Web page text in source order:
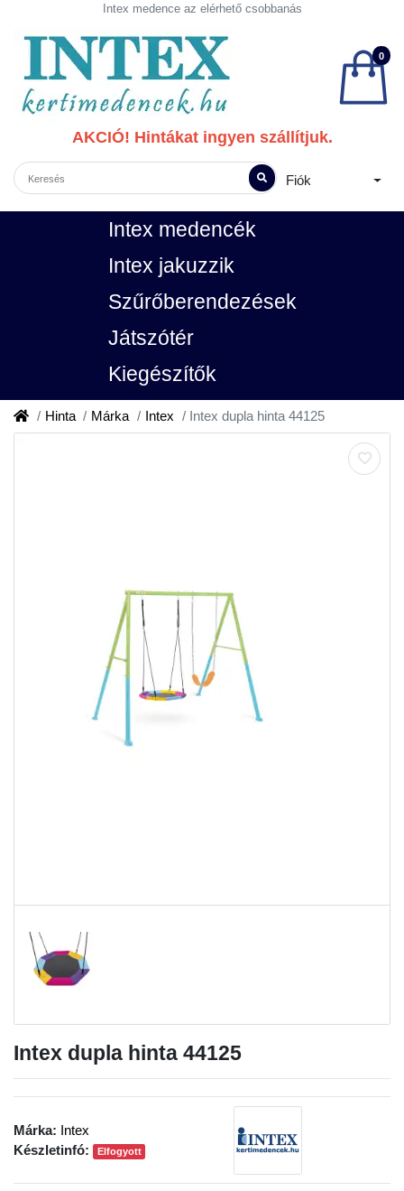
Intex medence az elérhető csobbanás
0
AKCIÓ! Hintákat ingyen szállítjuk.
Fiók
Intex medencék
Intex jakuzzik
Szűrőberendezések
Játszótér
Kiegészítők
Hinta Márka Intex Intex dupla hinta 44125
Intex dupla hinta 44125
Márka: Intex
Készletinfó:
Elfogyott